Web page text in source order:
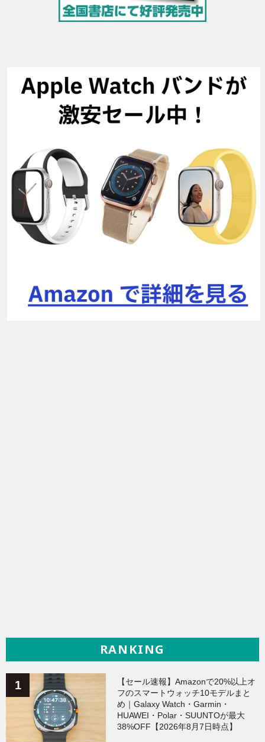
RANKING
【セール速報】Amazonで20%以上オ
フのスマートウォッチ10モデルまと
め｜Galaxy Watch・Garmin・
HUAWEI・Polar・SUUNTOが最大
38%OFF【2026年8月7日時点】